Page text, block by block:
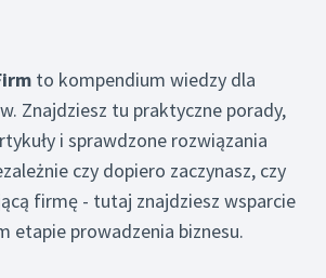
to kompendium wiedzy dla
Znajdziesz tu praktyczne porady,
i sprawdzone rozwiązania
czy dopiero zaczynasz, czy
firmę - tutaj znajdziesz wsparcie
etapie prowadzenia biznesu.